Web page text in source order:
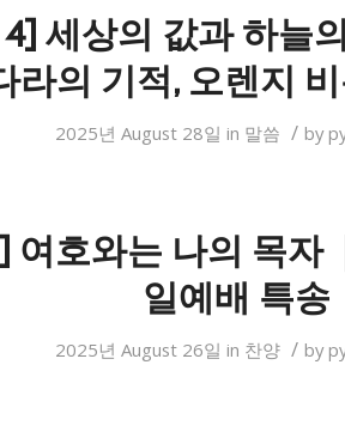
세상의 값과 하늘
라의 기적, 오렌지
2025년 August 28일 in 말씀 / by
여호와는 나의 목자
일예배 특송
2025년 August 26일 in 찬양 / by